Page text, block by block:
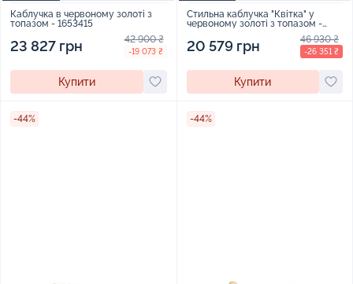
Каблучка в червоному золоті з
топазом - 1653415
23 827 грн 42 900 ₴
-19 073 ₴
Купити
Стильна каблучка "Квітка" у
червоному золоті з топазом -
20 579 грн 46 930 ₴
-26 351 ₴
Купити
-44% -44%